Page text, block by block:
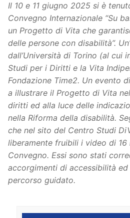
Il 10 e 11 giugno 2025 si è
Convegno Internazionale “Su
un Progetto di Vita che
delle persone con disabilità”.
dall’Università di Torino (al cui
Studi per i Diritti e la Vita
Fondazione Time2. Un evento
a illustrare il Progetto di Vita
diritti ed alla luce delle
nella Riforma della disabilità.
che nel sito del Centro Studi
liberamente fruibili i video di
Convegno. Essi sono stati
accorgimenti di accessibilità
percorso guidato.